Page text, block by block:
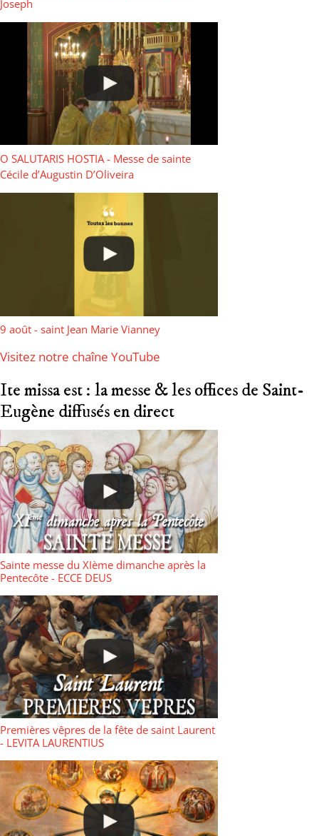
Joseph
O SALUTARIS HOSTIA - Messe de sainte
Cécile d’Augustin D’Oliveira
9 août - saint Jean Marie Vianney
Visitez notre chaîne YouTube
Ite missa est : la messe & les offices de Saint-
Eugène diffusés en direct
Sainte messe du XIème dimanche après la
Pentecôte - ECCE DEUS
Premières vêpres de la fête de saint Laurent
- LEVITA LAURENTIUS